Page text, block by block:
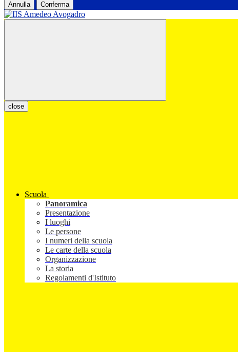
Annulla Conferma
close
Scuola
Panoramica
Presentazione
I luoghi
Le persone
I numeri della scuola
Le carte della scuola
Organizzazione
La storia
Regolamenti d'Istituto